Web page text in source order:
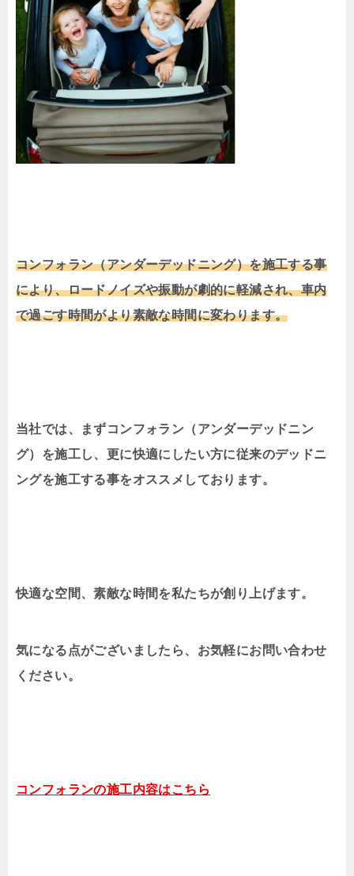
コンフォラン（アンダーデッドニング）を施工する事
により、ロードノイズや振動が劇的に軽減され、車内
で過ごす時間がより素敵な時間に変わります。
当社では、まずコンフォラン（アンダーデッドニン
グ）を施工し、更に快適にしたい方に従来のデッドニ
ングを施工する事をオススメしております。
快適な空間、素敵な時間を私たちが創り上げます。
気になる点がございましたら、お気軽にお問い合わせ
ください。
コンフォランの施工内容はこちら